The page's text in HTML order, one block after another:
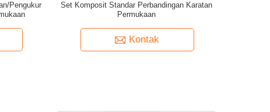
Pengukur
Set Komposit Standar Perbandingan Karatan
Permukaan
Kontak